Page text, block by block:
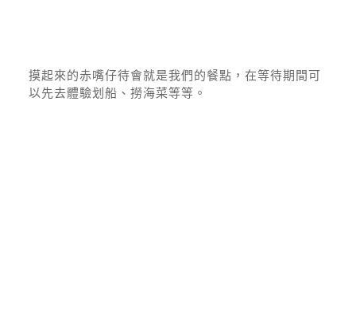
摸起來的赤嘴仔待會就是我們的餐點，在等待期間可
以先去體驗划船、撈海菜等等。